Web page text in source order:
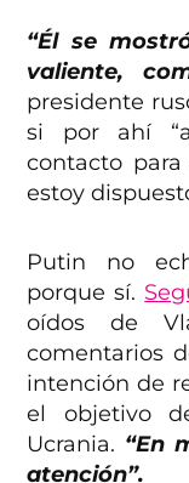
“Él se
valiente,
presidente
si por ahí
contacto
estoy
Putin no
porque sí.
oídos de
comentarios
intención de
el objetivo
Ucrania. “En
atención”.